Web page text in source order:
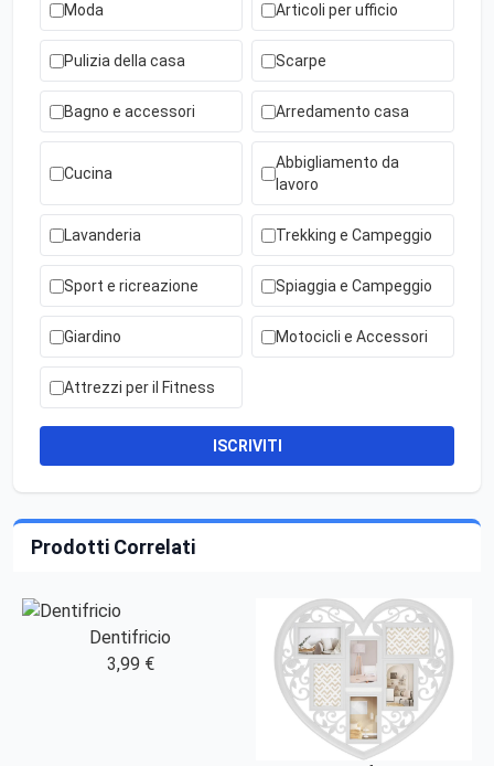
Moda Articoli per ufficio
Pulizia della casa Scarpe
Bagno e accessori Arredamento casa
Cucina
Abbigliamento da
lavoro
Lavanderia Trekking e Campeggio
Sport e ricreazione Spiaggia e Campeggio
Giardino Motocicli e Accessori
Attrezzi per il Fitness
ISCRIVITI
Prodotti Correlati
Dentifricio
3,99 €